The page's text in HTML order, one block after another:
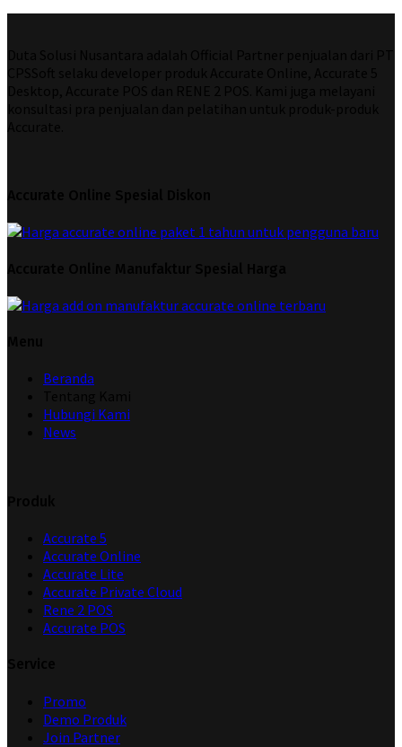
Beranda
Hubungi Kami
News
Accurate 5
Accurate Online
Accurate Lite
Accurate Private Cloud
Rene 2 POS
Accurate POS
Promo
Demo Produk
Join Partner